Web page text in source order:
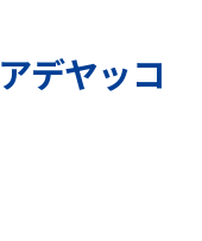
アデヤッコ